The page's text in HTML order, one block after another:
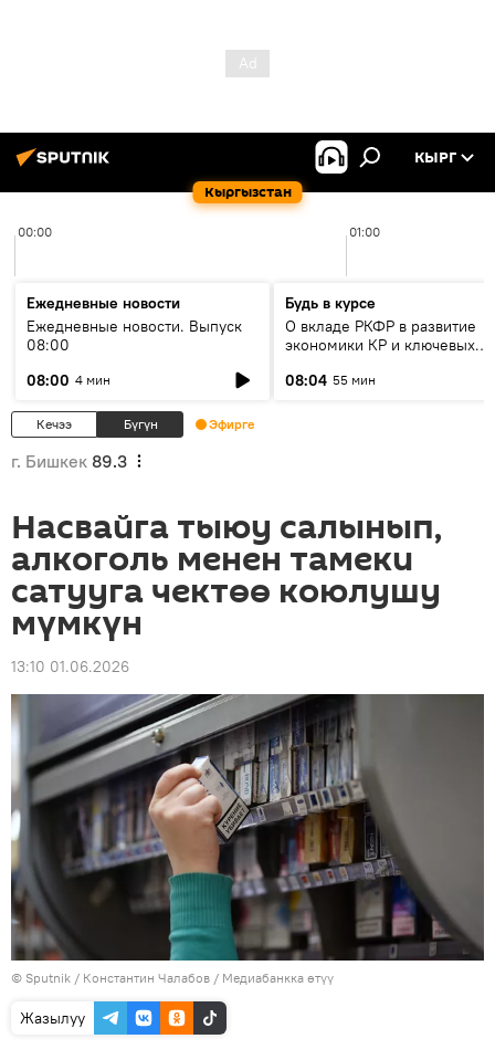
Кыргызстан
КЫРГ
00:00 01:00
Ежедневные новости
Ежедневные новости. Выпуск
08:00
08:00 4 мин
Будь в курсе
О вкладе РКФР в развитие
экономики КР и ключевых
08:04 55 мин
Кечээ Бүгүн Эфирге
г. Бишкек 89.3
Насвайга тыюу салынып,
алкоголь менен тамеки
сатууга чектөө коюлушу
мүмкүн
13:10 01.06.2026
© Sputnik / Константин Чалабов / Медиабанкка өтүү
Жазылуу